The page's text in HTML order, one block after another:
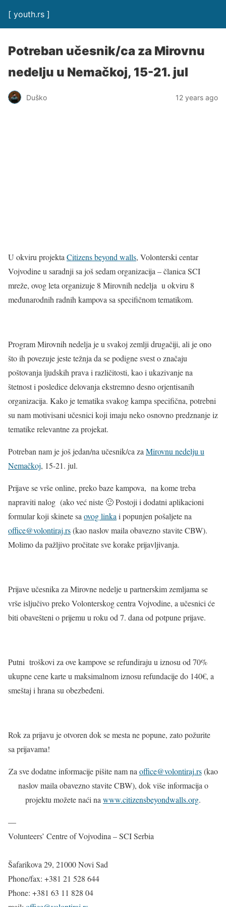
[ youth.rs ]
Potreban učesnik/ca za Mirovnu
nedelju u Nemačkoj, 15-21. jul
Duško 12 years ago
U okviru projekta Citizens beyond walls, Volonterski centar
Vojvodine u saradnji sa još sedam organizacija – članica SCI
mreže, ovog leta organizuje 8 Mirovnih nedelja u okviru 8
međunarodnih radnih kampova sa specifičnom tematikom.
Program Mirovnih nedelja je u svakoj zemlji drugačiji, ali je ono
što ih povezuje jeste težnja da se podigne svest o značaju
poštovanja ljudskih prava i različitosti, kao i ukazivanje na
štetnost i posledice delovanja ekstremno desno orjentisanih
organizacija. Kako je tematika svakog kampa specifična, potrebni
su nam motivisani učesnici koji imaju neko osnovno predznanje iz
tematike relevantne za projekat.
Potreban nam je još jedan/na učesnik/ca za Mirovnu nedelju u
Nemačkoj, 15-21. jul.
Prijavese vrše online, preko baze kampova, na kome treba
napraviti nalog (ako već niste 🙂 Postoji i dodatni aplikacioni
formular koji skinete sa ovog linka i popunjen pošaljete na
office@volontiraj.rs(kao naslov maila obavezno stavite CBW).
Molimo da pažljivo pročitate sve korake prijavljivanja.
Prijave učesnika za Mirovne nedelje u partnerskim zemljama se
vrše isljučivo preko Volonterskog centra Vojvodine, a učesnici će
biti obavešteni o prijemu u roku od 7. dana od potpune prijave.
Putni troškovi za ove kampove se refundiraju u iznosu od 70%
ukupne cene karte u maksimalnom iznosu refundacije do 140€, a
smeštaj i hrana su obezbeđeni.
Rok za prijavu je otvoren dok se mesta ne popune, zato požurite
sa prijavama!
Za sve dodatne informacije pišite nam na office@volontiraj.rs(kao
naslov maila obavezno stavite CBW), dok više informacija o
projektu možete naći na www.citizensbeyondwalls.org.
—
Volunteers’ Centre of Vojvodina – SCI Serbia
Šafarikova 29, 21000 Novi Sad
Phone/fax: +381 21 528 644
Phone: +381 63 11 828 04